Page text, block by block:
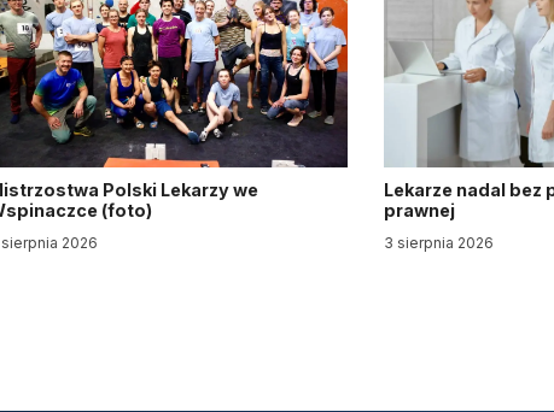
Polski Lekarzy we
(foto)
2026
Lekarze nadal bez
prawnej
3 sierpnia 2026